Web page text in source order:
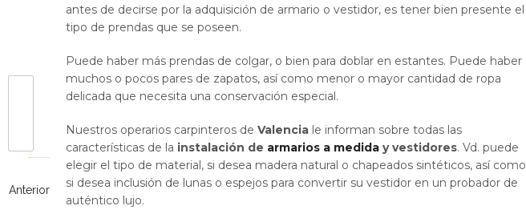
Anterior
antes de decirse por la adquisición de armario o vestidor, es tener bien presente el
tipo de prendas que se poseen.
Puede haber más prendas de colgar, o bien para doblar en estantes. Puede haber
muchos o pocos pares de zapatos, así como menor o mayor cantidad de ropa
delicada que necesita una conservación especial.
Nuestros operarios carpinteros de Valencia le informan sobre todas las
características de la instalación de armarios a medida y vestidores. Vd. puede
elegir el tipo de material, si desea madera natural o chapeados sintéticos, así como
si desea inclusión de lunas o espejos para convertir su vestidor en un probador de
auténtico lujo.